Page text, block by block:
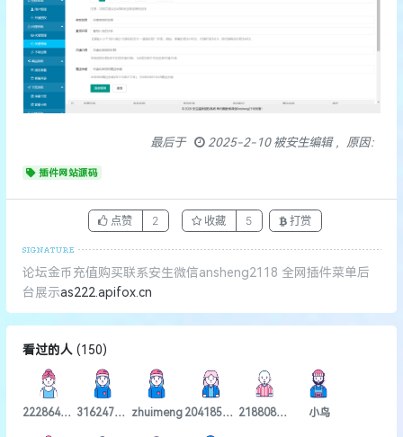
最后于 2025-2-10 被安生编辑 ，原因：
插件网站源码
点赞 2 收藏 5 打赏
论坛金币充值购买联系安生微信ansheng2118 全网插件菜单后
台展示as222.apifox.cn
看过的人( 150)
2228648173 3162476880 zhuimeng 2041855255 2188087236 小鸟